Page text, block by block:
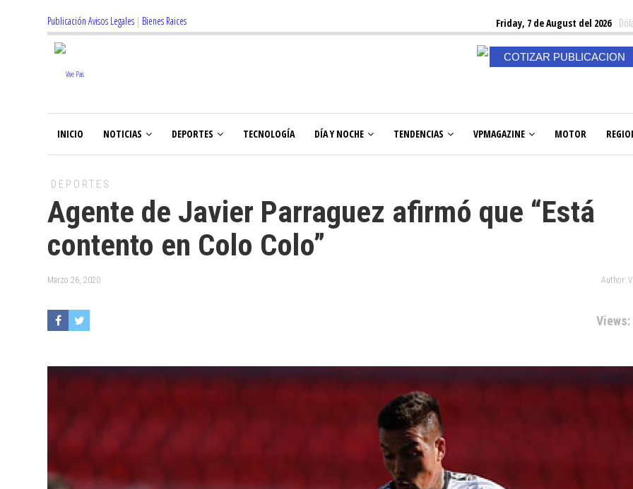
Publicación Avisos Legales | Bienes Raices Friday, 7 de August del 2026
COTIZAR PUBLICACION
INICIO NOTICIAS DEPORTES TECNOLOGÍA DÍA Y NOCHE TENDENCIAS VPMAGAZINE MOTOR
DEPORTES
Agente de Javier Parraguez afirmó que “Está
contento en Colo Colo”
Marzo 26, 2020 Author:
Views: